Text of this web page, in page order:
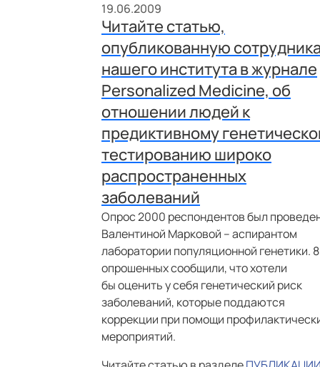
19.06.2009
Читайте статью,
опубликованную
нашего института в журнале
Personalized Medicine, об
отношении людей к
предиктивному
тестированию широко
распространенных
заболеваний
Опрос 2000 респондентов был
Валентиной Марковой – аспирантом
лаборатории популяционной генетики.
опрошенных сообщили, что хотели
бы оценить у себя генетический риск
заболеваний, которые поддаются
коррекции при помощи
мероприятий.